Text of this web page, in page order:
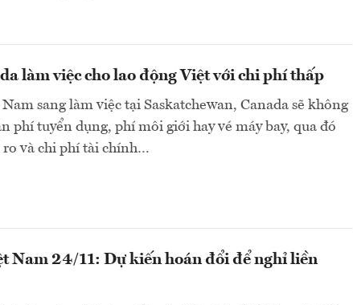
làm việc cho lao động Việt với chi phí thấp
sang làm việc tại Saskatchewan, Canada sẽ không
phí tuyển dụng, phí môi giới hay vé máy bay, qua đó
và chi phí tài chính…
Nam 24/11: Dự kiến hoán đổi để nghỉ liền